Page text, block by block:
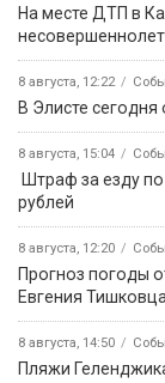
На месте ДТП в
8 августа, 12:22
В Элисте
8 августа, 15:04
Штраф за езду
рублей
8 августа, 12:20
Прогноз погоды
Евгения
8 августа, 14:50
️Пляжи